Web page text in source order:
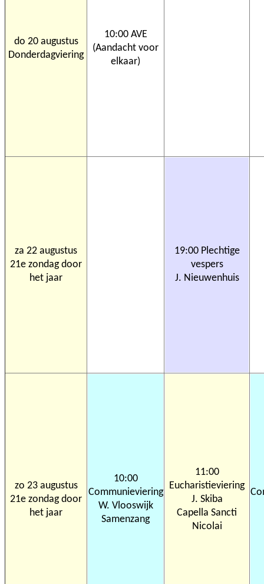
do 20 augustus
Donderdagviering
10:00 AVE
(Aandacht voor
elkaar)
za 22 augustus
21e zondag door
het jaar
19:00 Plechtige
vespers
J. Nieuwenhuis
zo 23 augustus
21e zondag door
het jaar
10:00
Communieviering
W. Vlooswijk
Samenzang
11:00
Eucharistieviering
J. Skiba
Capella Sancti
Nicolai